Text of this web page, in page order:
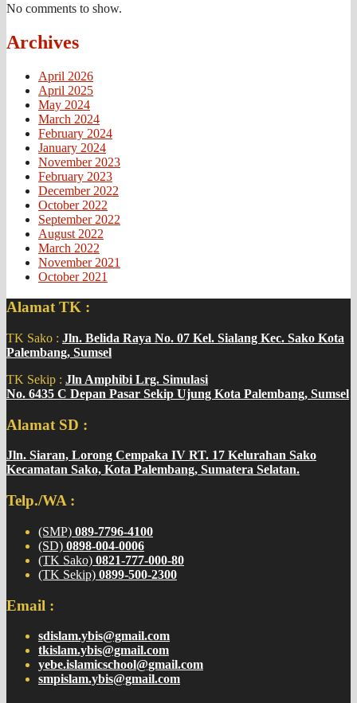
No comments to show.
Archives
April 2026
April 2025
May 2024
March 2024
February 2024
January 2024
November 2023
February 2023
December 2022
October 2022
September 2022
August 2022
March 2022
November 2021
October 2021
Alamat TK :
TK Sako : Jln. Belida Raya No. 07 Kel. Sialang Kec. Sako Kota
Palembang, Sumsel
TK Sekip : Jln Amphibi Lrg. Simulasi
No. 6435 C Depan Pasar Sekip Ujung Kota Palembang, Sumsel
Alamat SD :
Jln. Siaran, Lorong Cempaka IV RT. 17 Kelurahan Sako
Kecamatan Sako, Kota Palembang, Sumatera Selatan.
Telp./WA :
(SMP) 089-7796-4100
(SD) 0898-004-0006
(TK Sako) 0821-777-000-80
(TK Sekip) 0899-500-2300
Email :
sdislam.ybis@gmail.com
tkislam.ybis@gmail.com
yebe.islamicschool@gmail.com
smpislam.ybis@gmail.com